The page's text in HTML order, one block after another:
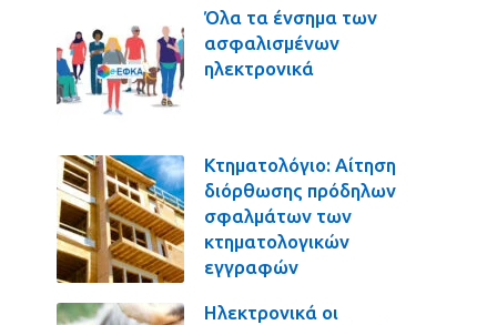
Όλα τα ένσημα των
ασφαλισμένων
ηλεκτρονικά
Κτηματολόγιο: Αίτηση
διόρθωσης πρόδηλων
σφαλμάτων των
κτηματολογικών
εγγραφών
Ηλεκτρονικά οι